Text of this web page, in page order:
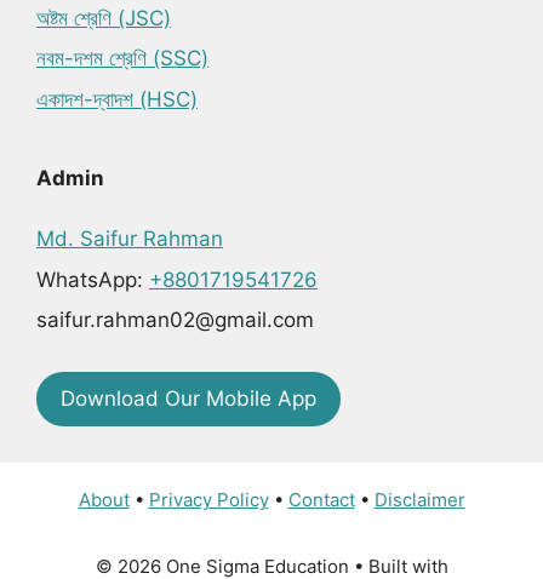
অষ্টম শ্রেণি (JSC)
নবম-দশম শ্রেণি (SSC)
একাদশ-দ্বাদশ (HSC)
Admin
Md. Saifur Rahman
WhatsApp: +8801719541726
saifur.rahman02@gmail.com
Download Our Mobile App
About• Privacy Policy• Contact• Disclaimer
© 2026 One Sigma Education • Built with